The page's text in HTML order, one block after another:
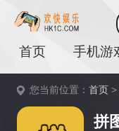
首页 手机游
您当前位置：首页
拼